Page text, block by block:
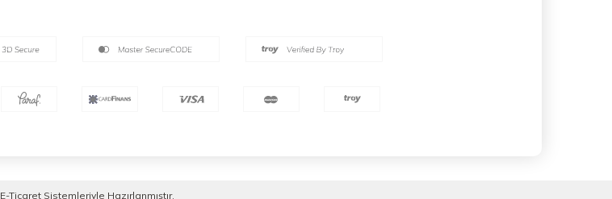
E-TicaretSistemleriyle Hazırlanmıştır.